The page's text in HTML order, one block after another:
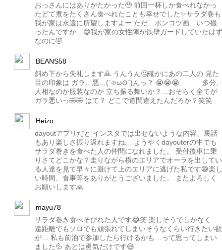
おっさんにはありがたかった🥹 前回一杯しか食べれなかっ
たどて煮をたくさん食べれたことも幸せでした✨サラダ巻も
我が家は永遠に所望しますよー ただ…ポンコツ画…いつ撮
ったんですか…😅我が家の女性陣が鉄壁ガードしていたはず
なのに🤣
BEANS58
斜め下から失礼します🙇 うんうん🤔確かにあの二人の 見た
目の印象は ガラ…悪…(´⊙ω⊙`)んっ？ 😭😭😭 多分
人相なのか服装なのか 立ち振る舞いか？…おそらく全てが
ガラ悪いっ🤣🤣 はて？ どこで道間違えたんだろか？笑笑
Heizo
dayoutアプリだと インスタでは出せないような内容、裏話
もあり楽しさ振り返れますね。 ようやくdayouterの中でも
サラダ巻きを食べた人の仲間になれました。 受付後車に乗
りさてどこかな？走りながら横のエリアでオーラを出してい
る人達を見て早々に避けて上のエリアに逃げた私です😅楽し
い時間、食事等をありがとうございました。 またよろしく
お願いします🙏
mayu78
サラダ巻き食べそびれた人です😂笑 楽しそうでしかなく…
遠距離でもソロでも頑張れてしまいそうなくらい行きたい欲
が… 私も前泊で参加したら行けるかも…って思ってしまい
ました💦 あとは勇気だけです😅